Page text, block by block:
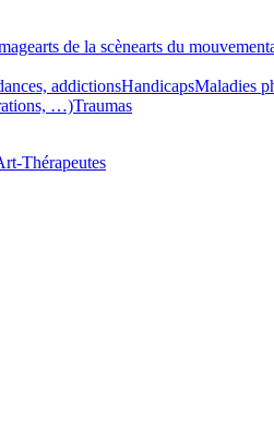
arts de la scènearts du mouvement
addictionsHandicapsMaladies
…)Traumas